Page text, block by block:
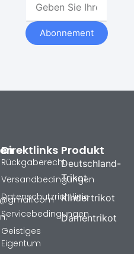
Abonnement
Produkt
Deutschland-
Trikot
Kindertrikot
Damentrikot
Direktlinks
Rückgaberecht
Versandbedingungen
Datenschutzrichtlinie
Servicebedingungen
Geistiges
Eigentum